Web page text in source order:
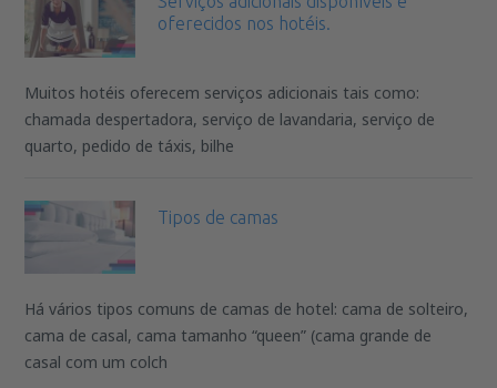
oferecidos nos hotéis.
Muitos hotéis oferecem serviços adicionais tais como:
chamada despertadora, serviço de lavandaria, serviço de
quarto, pedido de táxis, bilhe
Tipos de camas
Há vários tipos comuns de camas de hotel: cama de solteiro,
cama de casal, cama tamanho “queen” (cama grande de
casal com um colch